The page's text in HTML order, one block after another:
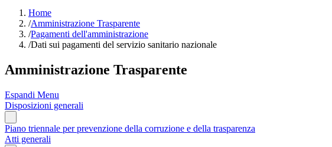
Home
/Amministrazione Trasparente
/Pagamenti dell'amministrazione
/Dati sui pagamenti del servizio sanitario nazionale
Amministrazione Trasparente
Espandi Menu
Disposizioni generali
Piano triennale per prevenzione della corruzione e della trasparenza
Atti generali